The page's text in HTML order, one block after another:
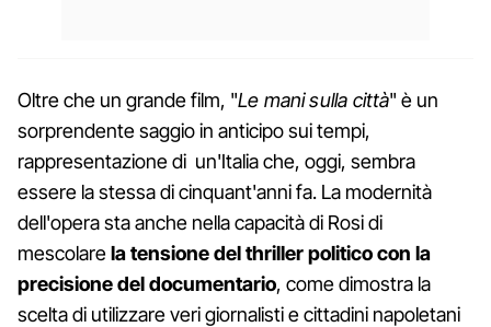
Oltre che un grande film, "Le mani sulla città" è un
sorprendente saggio in anticipo sui tempi,
rappresentazione di un'Italia che, oggi, sembra
essere la stessa di cinquant'anni fa. La modernità
dell'opera sta anche nella capacità di Rosi di
mescolarela tensione del thriller politico con la
precisione del documentario, come dimostra la
scelta di utilizzare veri giornalisti e cittadini napoletani